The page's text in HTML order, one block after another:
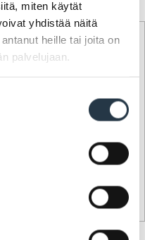
miten käytät
yhdistää näitä
heille tai joita on
palvelujaan.
- tontti/tila